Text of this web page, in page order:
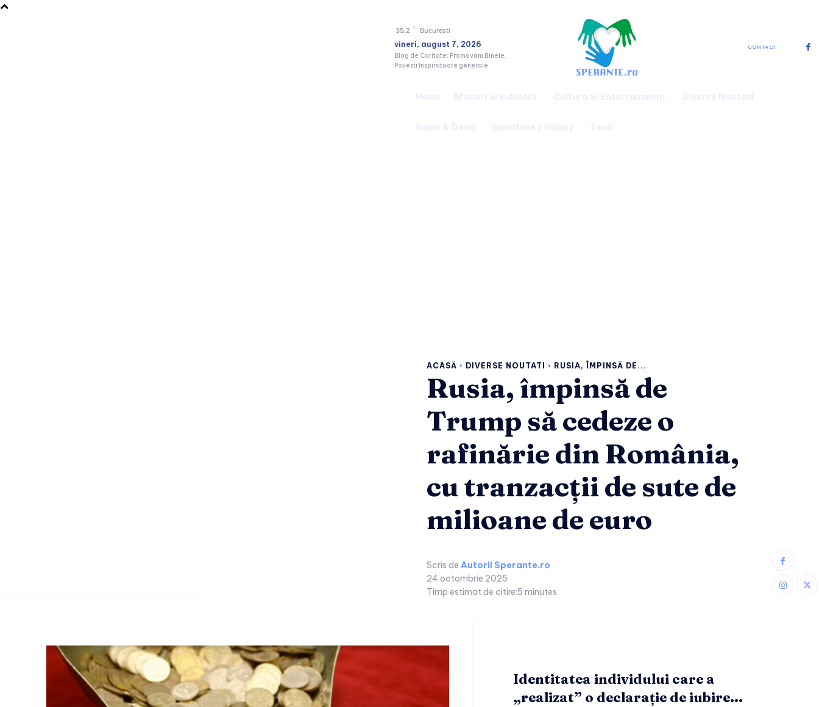
35.2 C București
vineri, august 7, 2026
Blog de Caritate: Promovam Binele,
Povesti Inspiratoare generale
CONTACT
ACASĂ DIVERSE NOUTATI RUSIA, ÎMPINSĂ DE...
Rusia, împinsă de
Trump să cedeze o
rafinărie din România,
cu tranzacții de sute de
milioane de euro
Scris de Autorii Sperante.ro
24 octombrie 2025
Timp estimat de citire:5 minutes
Identitatea individului care a
„realizat” o declarație de iubire...